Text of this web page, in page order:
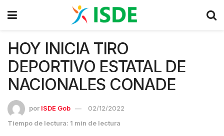
HOY INICIA TIRO
DEPORTIVO ESTATAL DE
NACIONALES CONADE
por ISDE Gob
02/12/2022
Tiempo de lectura: 1 min de lectura